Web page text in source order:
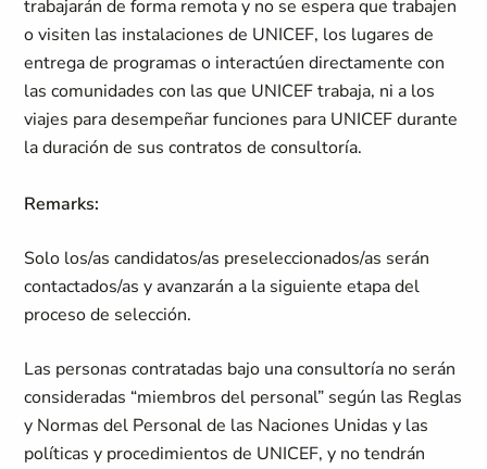
trabajarán de forma remota y no se espera que trabajen
o visiten las instalaciones de UNICEF, los lugares de
entrega de programas o interactúen directamente con
las comunidades con las que UNICEF trabaja, ni a los
viajes para desempeñar funciones para UNICEF durante
la duración de sus contratos de consultoría.
Remarks:
Solo los/as candidatos/as preseleccionados/as serán
contactados/as y avanzarán a la siguiente etapa del
proceso de selección.
Las personas contratadas bajo una consultoría no serán
consideradas “miembros del personal” según las Reglas
y Normas del Personal de las Naciones Unidas y las
políticas y procedimientos de UNICEF, y no tendrán